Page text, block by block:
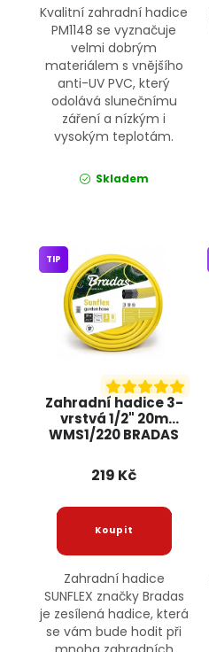
Kvalitní zahradní hadice
PM1148 se vyznačuje
velmi dobrým
materiálem s vnějšího
anti-UV PVC, který
odolává slunečnímu
záření a nízkým i
vysokým teplotám.
Skladem
Zahradní hadice 3-
vrstvá 1/2" 20m
WMS1/220 BRADAS
TIP
219 Kč
Zahradní hadice
SUNFLEX značky Bradas
je zesílená hadice, která
se vám bude hodit při